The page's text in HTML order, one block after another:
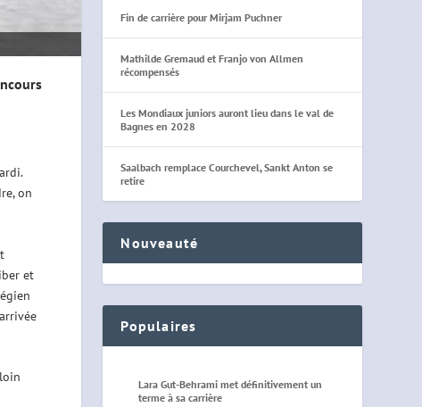
on
et
Fin de carrière pour Mirjam Puchner
Mathilde Gremaud et Franjo von Allmen
récompensés
Les Mondiaux juniors auront lieu dans le val de
Bagnes en 2028
Saalbach remplace Courchevel, Sankt Anton se
retire
Nouveauté
Populaires
Lara Gut-Behrami met définitivement un
terme à sa carrière